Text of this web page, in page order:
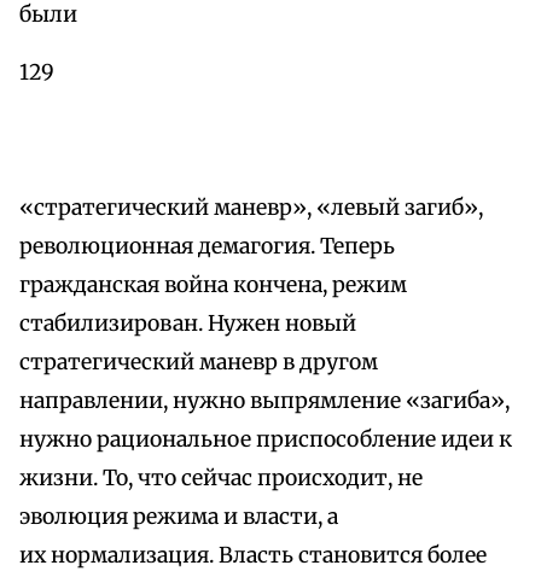
были
129
«стратегический маневр», «левый загиб»,
революционная демагогия. Теперь
гражданская война кончена, режим
стабилизирован. Нужен новый
стратегический маневр в другом
направлении, нужно выпрямление «загиба»,
нужно рациональное приспособление идеи к
жизни. То, что сейчас происходит, не
эволюция режима и власти, а
их нормализация. Власть становится более